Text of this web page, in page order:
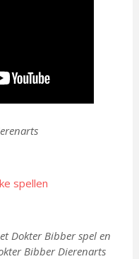
spellen
Dokter Bibber spel en
Bibber Dierenarts